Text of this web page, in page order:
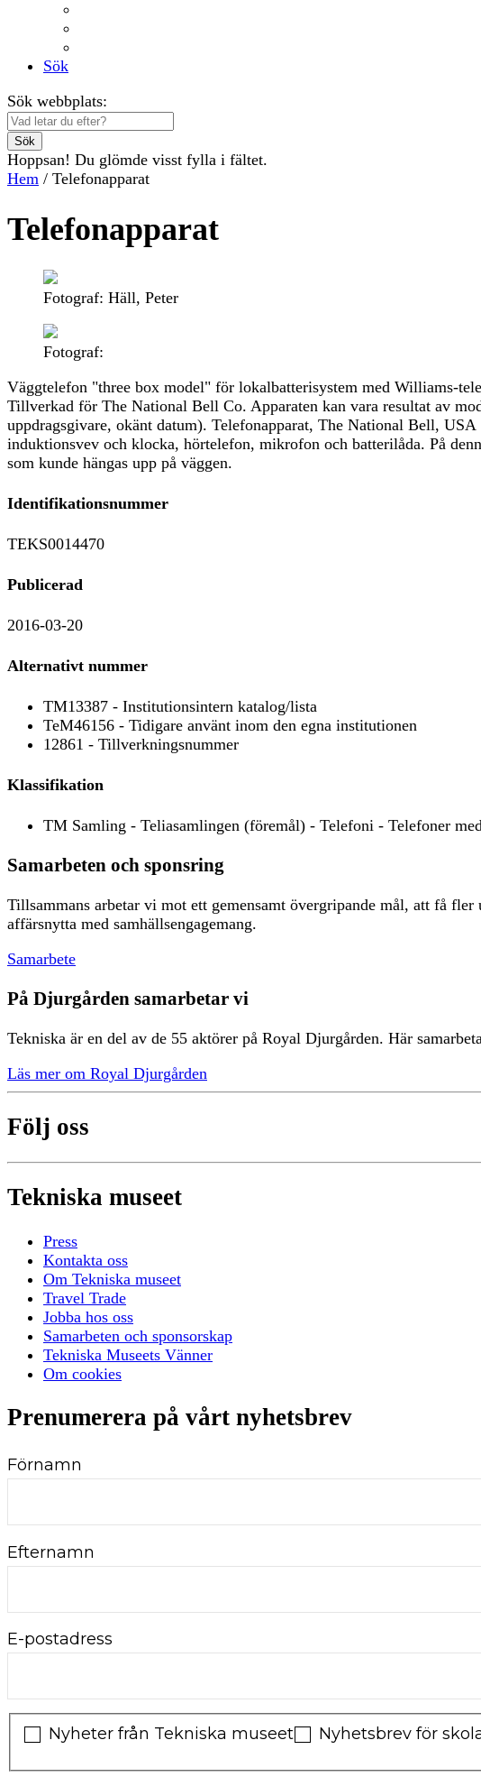
Sök
Sök webbplats:
Sök
Hoppsan! Du glömde visst fylla i fältet.
Hem / Telefonapparat
Telefonapparat
Fotograf: Häll, Peter
Fotograf:
Väggtelefon "three box model" för lokalbatterisystem med Williams-
Tillverkad för The National Bell Co. Apparaten kan vara resultat av
uppdragsgivare, okänt datum). Telefonapparat, The National Bell,
induktionsvev och klocka, hörtelefon, mikrofon och batterilåda. På
som kunde hängas upp på väggen.
Identifikationsnummer
TEKS0014470
Publicerad
2016-03-20
Alternativt nummer
TM13387 - Institutionsintern katalog/lista
TeM46156 - Tidigare använt inom den egna institutionen
12861 - Tillverkningsnummer
Klassifikation
TM Samling - Teliasamlingen (föremål) - Telefoni - Telefoner
Samarbeten och sponsring
Tillsammans arbetar vi mot ett gemensamt övergripande mål, att få
affärsnytta med samhällsengagemang.
Samarbete
På Djurgården samarbetar vi
Tekniska är en del av de 55 aktörer på Royal Djurgården. Här
Läs mer om Royal Djurgården
Följ oss
Tekniska museet
Press
Kontakta oss
Om Tekniska museet
Travel Trade
Jobba hos oss
Samarbeten och sponsorskap
Tekniska Museets Vänner
Om cookies
Prenumerera på vårt nyhetsbrev
Förnamn
Efternamn
E-postadress
Nyheter från Tekniska museet Nyhetsbrev för